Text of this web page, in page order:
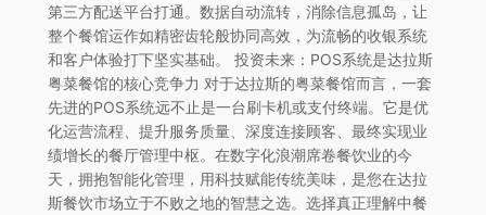
第三方配送平台打通。数据自动流转，消除信息孤岛，让
整个餐馆运作如精密齿轮般协同高效，为流畅的收银系统
和客户体验打下坚实基础。 投资未来：POS系统是达拉斯
粤菜餐馆的核心竞争力 对于达拉斯的粤菜餐馆而言，一套
先进的POS系统远不止是一台刷卡机或支付终端。它是优
化运营流程、提升服务质量、深度连接顾客、最终实现业
绩增长的餐厅管理中枢。在数字化浪潮席卷餐饮业的今
天，拥抱智能化管理，用科技赋能传统美味，是您在达拉
斯餐饮市场立于不败之地的智慧之选。选择真正理解中餐